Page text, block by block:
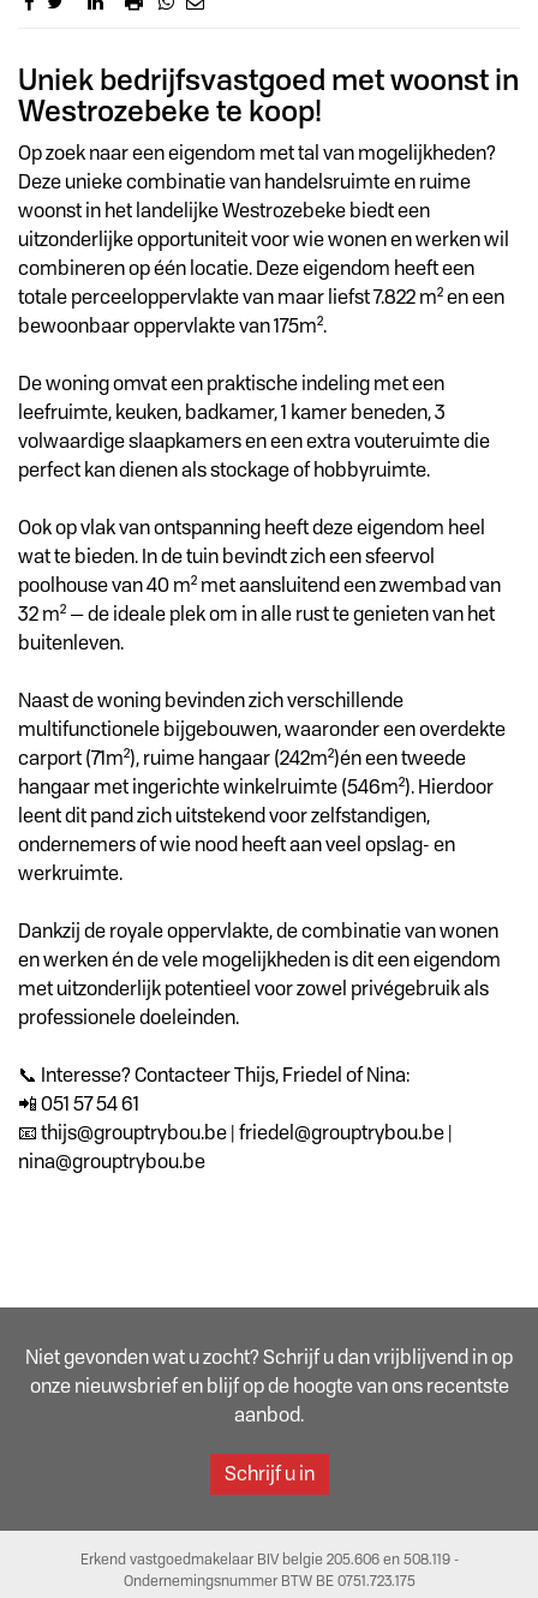
Omschrijving
Uniek bedrijfsvastgoed met woonst in
Westrozebeke te koop!
Op zoek naar een eigendom met tal van mogelijkheden?
Deze unieke combinatie van handelsruimte en ruime
woonst in het landelijke Westrozebeke biedt een
uitzonderlijke opportuniteit voor wie wonen en werken wil
combineren op één locatie. Deze eigendom heeft een
totale perceeloppervlakte van maar liefst 7.822 m² en een
bewoonbaar oppervlakte van 175m².
De woning omvat een praktische indeling met een
leefruimte, keuken, badkamer, 1 kamer beneden, 3
volwaardige slaapkamers en een extra vouteruimte die
perfect kan dienen als stockage of hobbyruimte.
Ook op vlak van ontspanning heeft deze eigendom heel
wat te bieden. In de tuin bevindt zich een sfeervol
poolhouse van 40 m² met aansluitend een zwembad van
32 m² — de ideale plek om in alle rust te genieten van het
buitenleven.
Naast de woning bevinden zich verschillende
multifunctionele bijgebouwen, waaronder een overdekte
carport (71m²), ruime hangaar (242m²)én een tweede
hangaar met ingerichte winkelruimte (546m²). Hierdoor
leent dit pand zich uitstekend voor zelfstandigen,
ondernemers of wie nood heeft aan veel opslag- en
werkruimte.
Dankzij de royale oppervlakte, de combinatie van wonen
en werken én de vele mogelijkheden is dit een eigendom
met uitzonderlijk potentieel voor zowel privégebruik als
professionele doeleinden.
📞 Interesse? Contacteer Thijs, Friedel of Nina:
📲 051 57 54 61
📧 thijs@grouptrybou.be | friedel@grouptrybou.be |
nina@grouptrybou.be
Niet gevonden wat u zocht? Schrijf u dan vrijblijvend in op
onze nieuwsbrief en blijf op de hoogte van ons recentste
aanbod.
Schrijf u in
Erkend vastgoedmakelaar BIV belgie 205.606 en 508.119 -
Ondernemingsnummer BTW BE 0751.723.175